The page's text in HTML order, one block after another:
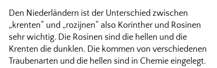
Den Niederländern ist der Unterschied zwischen
„krenten“ und „rozijnen“ also Korinther und Rosinen
sehr wichtig. Die Rosinen sind die hellen und die
Krenten die dunklen. Die kommen von verschiedenen
Traubenarten und die hellen sind in Chemie eingelegt.